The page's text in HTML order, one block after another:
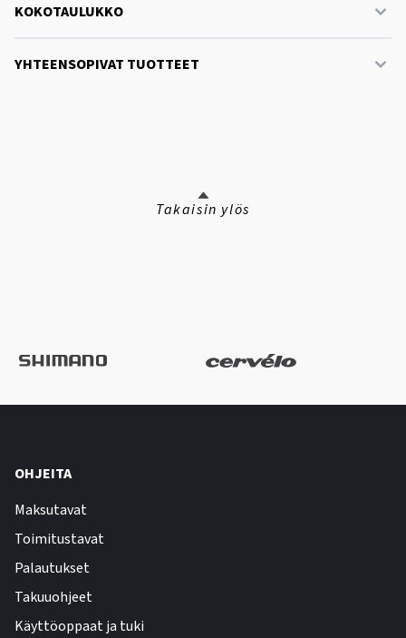
KOKOTAULUKKO
YHTEENSOPIVAT TUOTTEET
Takaisin ylös
OHJEITA
Maksutavat
Toimitustavat
Palautukset
Takuuohjeet
Käyttöoppaat ja tuki